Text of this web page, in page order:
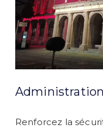
Renforcez la